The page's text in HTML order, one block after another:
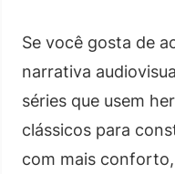
Se você gosta de
narrativa
séries que usem
clássicos para
com mais